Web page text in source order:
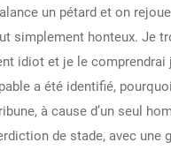
un pétard et on
simplement honteux. Je
idiot et je le comprendrai
a été identifié,
à cause d’un seul
de stade, avec une